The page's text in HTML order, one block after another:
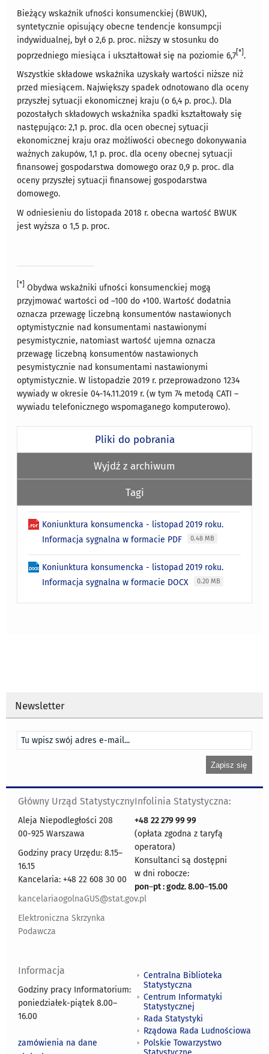
Bieżący wskaźnik ufności konsumenckiej (BWUK),
syntetycznie opisujący obecne tendencje konsumpcji
indywidualnej, był o 2,6 p. proc. niższy w stosunku do
poprzedniego miesiąca i ukształtował się na poziomie 6,7 [*] .
Wszystkie składowe wskaźnika uzyskały wartości niższe niż
przed miesiącem. Największy spadek odnotowano dla oceny
przyszłej sytuacji ekonomicznej kraju (o 6,4 p. proc.). Dla
pozostałych składowych wskaźnika spadki kształtowały się
następująco: 2,1 p. proc. dla ocen obecnej sytuacji
ekonomicznej kraju oraz możliwości obecnego dokonywania
ważnych zakupów, 1,1 p. proc. dla oceny obecnej sytuacji
finansowej gospodarstwa domowego oraz 0,9 p. proc. dla
oceny przyszłej sytuacji finansowej gospodarstwa
domowego.
W odniesieniu do listopada 2018 r. obecna wartość BWUK
jest wyższa o 1,5 p. proc.
[*] Obydwa wskaźniki ufności konsumenckiej mogą
przyjmować wartości od –100 do +100. Wartość dodatnia
oznacza przewagę liczebną konsumentów nastawionych
optymistycznie nad konsumentami nastawionymi
pesymistycznie, natomiast wartość ujemna oznacza
przewagę liczebną konsumentów nastawionych
pesymistycznie nad konsumentami nastawionymi
optymistycznie. W listopadzie 2019 r. przeprowadzono 1234
wywiady w okresie 04-14.11.2019 r. (w tym 74 metodą CATI –
wywiadu telefonicznego wspomaganego komputerowo).
Pliki do pobrania
Wyjdź z archiwum
Tagi
Koniunktura konsumencka - listopad 2019 roku.
Informacja sygnalna w formacie PDF
0.48 MB
Koniunktura konsumencka - listopad 2019 roku.
Informacja sygnalna w formacie DOCX
0.20 MB
Newsletter
Główny Urząd Statystyczny
Aleja Niepodległości 208
00-925 Warszawa
Godziny pracy Urzędu: 8.15–
16.15
Kancelaria: +48 22 608 30 00
kancelariaogolnaGUS@stat.gov.pl
Elektroniczna Skrzynka
Podawcza
Infolinia Statystyczna:
+48 22 279 99 99
(opłata zgodna z taryfą
operatora)
Konsultanci są dostępni
w dni robocze:
pon–pt : godz. 8.00–15.00
Informacja
Godziny pracy Informatorium:
poniedziałek-piątek 8.00–
16.00
zamówienia na dane
Centralna Biblioteka
Statystyczna
Centrum Informatyki
Statystycznej
Rada Statystyki
Rządowa Rada Ludnościowa
Polskie Towarzystwo